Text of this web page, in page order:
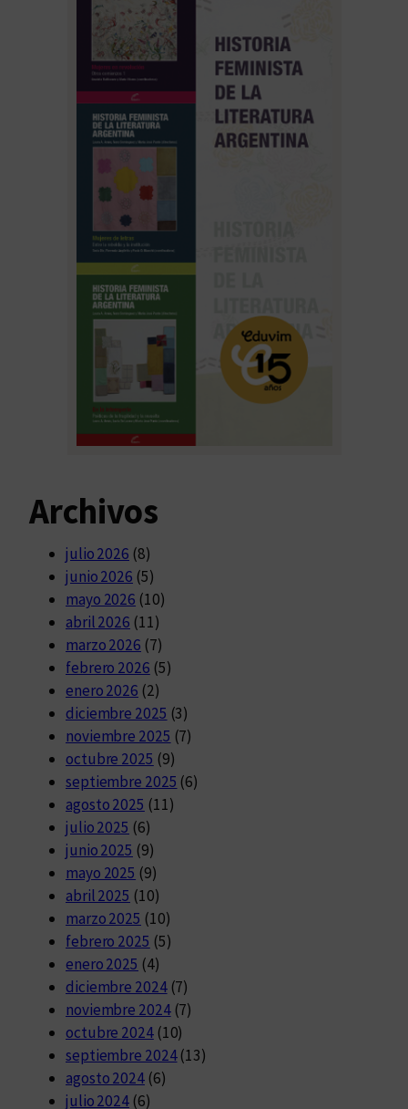
Archivos
julio 2026 (8)
junio 2026 (5)
mayo 2026 (10)
abril 2026 (11)
marzo 2026 (7)
febrero 2026 (5)
enero 2026 (2)
diciembre 2025 (3)
noviembre 2025 (7)
octubre 2025 (9)
septiembre 2025 (6)
agosto 2025 (11)
julio 2025 (6)
junio 2025 (9)
mayo 2025 (9)
abril 2025 (10)
marzo 2025 (10)
febrero 2025 (5)
enero 2025 (4)
diciembre 2024(7)
noviembre 2024(7)
octubre 2024(10)
septiembre 2024(13)
agosto 2024(6)
julio 2024 (6)